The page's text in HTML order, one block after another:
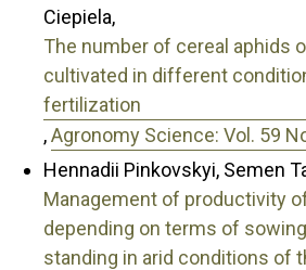
Ciepiela,
The number of cereal aphids
cultivated in different
fertilization
,Agronomy Science: Vol. 59
Hennadii Pinkovskyi, Semen
Management of productivity
depending on terms of
standing in arid conditions of